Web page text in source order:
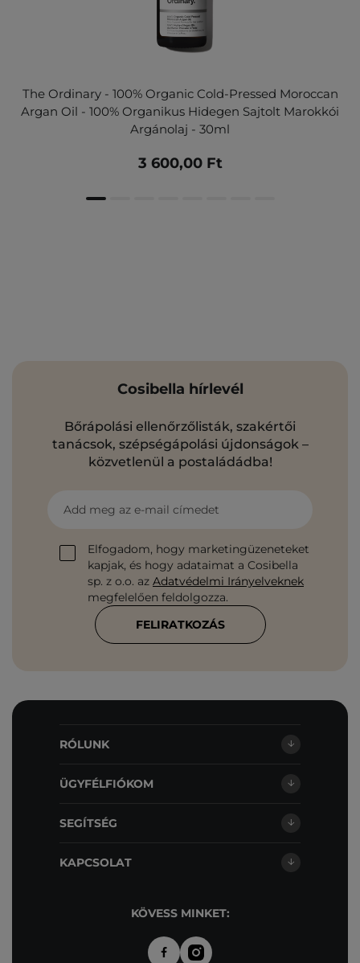
The Ordinary - 100% Organic Cold-Pressed Moroccan
Argan Oil - 100% Organikus Hidegen Sajtolt Marokkói
Argánolaj - 30ml
3 600,00 Ft
Cosibella hírlevél
Bőrápolási ellenőrzőlisták, szakértői
tanácsok, szépségápolási újdonságok –
közvetlenül a postaládádba!
Add meg az e-mail címedet
Elfogadom, hogy marketingüzeneteket
kapjak, és hogy adataimat a Cosibella
sp. z o.o. az Adatvédelmi Irányelveknek
megfelelően feldolgozza.
FELIRATKOZÁS
RÓLUNK
ÜGYFÉLFIÓKOM
SEGÍTSÉG
KAPCSOLAT
KÖVESS MINKET: